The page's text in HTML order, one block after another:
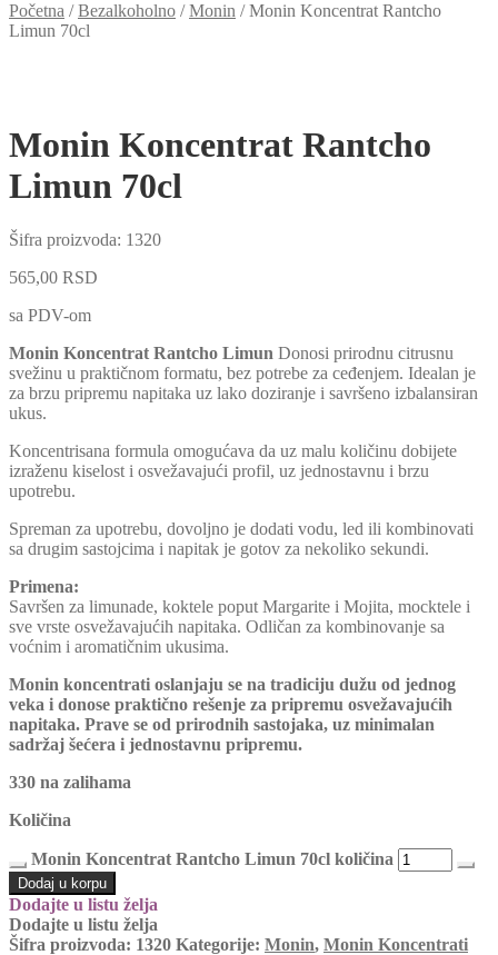
Početna /Bezalkoholno /Monin /Monin Koncentrat Rantcho
Limun 70cl
Monin Koncentrat Rantcho
Limun 70cl
Šifra proizvoda: 1320
565,00 RSD
sa PDV-om
Monin Koncentrat Rantcho Limun Donosi prirodnu citrusnu
svežinu u praktičnom formatu, bez potrebe za ceđenjem. Idealan je
za brzu pripremu napitaka uz lako doziranje i savršeno izbalansiran
ukus.
Koncentrisana formula omogućava da uz malu količinu dobijete
izraženu kiselost i osvežavajući profil, uz jednostavnu i brzu
upotrebu.
Spreman za upotrebu, dovoljno je dodati vodu, led ili kombinovati
sa drugim sastojcima i napitak je gotov za nekoliko sekundi.
Primena:
Savršen za limunade, koktele poput Margarite i Mojita, mocktele i
sve vrste osvežavajućih napitaka. Odličan za kombinovanje sa
voćnim i aromatičnim ukusima.
Monin koncentrati oslanjaju se na tradiciju dužu od jednog
veka i donose praktično rešenje za pripremu osvežavajućih
napitaka. Prave se od prirodnih sastojaka, uz minimalan
sadržaj šećera i jednostavnu pripremu.
330 na zalihama
Količina
Monin Koncentrat Rantcho Limun 70cl količina
Dodaj u korpu
Dodajte u listu želja
Dodajte u listu želja
Šifra proizvoda: 1320 Kategorije: Monin, Monin Koncentrati